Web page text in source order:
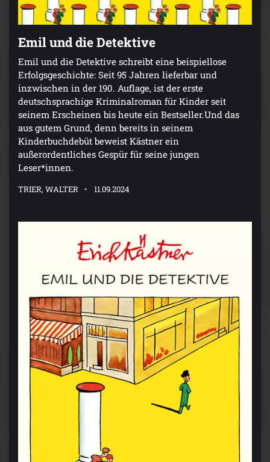
Emil und die Detektive
Emil und die Detektive schreibt eine beispiellose
Erfolgsgeschichte: Seit 95 Jahren lieferbar und
inzwischen in der 190. Auflage, ist der erste
deutschsprachige Kriminalroman für Kinder seit
seinem Erscheinen bis heute ein Bestseller.Und das
aus gutem Grund, denn bereits in seinem
Kinderbuchdebüt beweist Kästner ein
außerordentliches Gespür für seine jungen
Leser*innen.
TRIER, WALTER 11.09.2024